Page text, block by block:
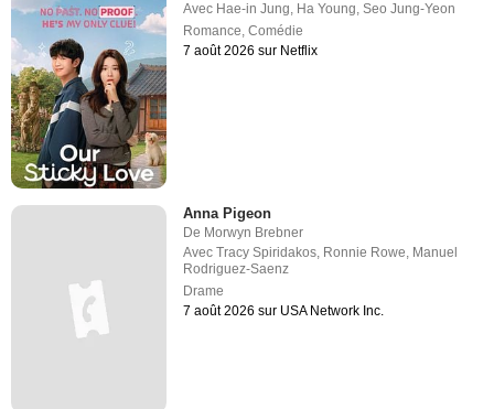
Avec Hae-in Jung, Ha Young,Seo Jung-Yeon
Romance,Comédie
7 août 2026 sur Netflix
Anna Pigeon
De Morwyn Brebner
AvecTracy Spiridakos, Ronnie Rowe, Manuel
Rodriguez-Saenz
Drame
7 août 2026 sur USA Network Inc.